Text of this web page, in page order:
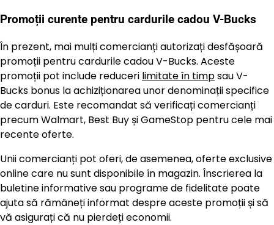
Promoții curente pentru cardurile cadou V-Bucks
În prezent, mai mulți comercianți autorizați desfășoară
promoții pentru cardurile cadou V-Bucks. Aceste
promoții pot include reduceri limitate în timpsau V-
Bucks bonus la achiziționarea unor denominații specifice
de carduri. Este recomandat să verificați comercianți
precum Walmart, Best Buy și GameStop pentru cele mai
recente oferte.
Unii comercianți pot oferi, de asemenea, oferte exclusive
online care nu sunt disponibile în magazin. Înscrierea la
buletine informative sau programe de fidelitate poate
ajuta să rămâneți informat despre aceste promoții și să
vă asigurați că nu pierdeți economii.